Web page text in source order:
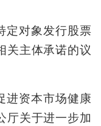
定对象发行股票
关主体承诺的议
进资本市场健康
厅关于进一步加